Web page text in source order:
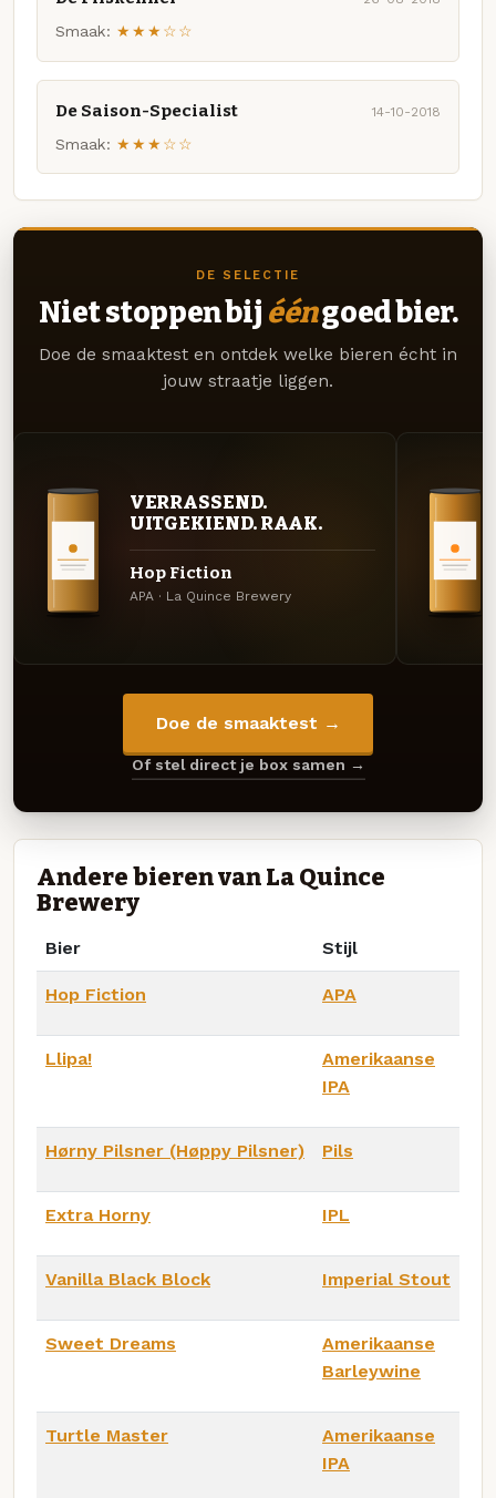
Smaak: ★★★☆☆
De Saison-Specialist 14-10-2018
Smaak: ★★★☆☆
DE SELECTIE
Niet stoppen bij ééngoed bier.
Doe de smaaktest en ontdek welke bieren écht in
jouw straatje liggen.
VERRASSEND.
UITGEKIEND. RAAK.
Hop Fiction
APA · La Quince Brewery
Doe de smaaktest →
Of stel direct je box samen →
Andere bieren van La Quince
Brewery
Bier Stijl
Hop Fiction APA
Llipa!
Amerikaanse
IPA
Hørny Pilsner (Høppy Pilsner) Pils
Extra Horny IPL
Vanilla Black Block Imperial Stout
Sweet Dreams
Amerikaanse
Barleywine
Turtle Master
Amerikaanse
IPA